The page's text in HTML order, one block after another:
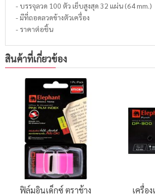
- บรรจุลวด 100 ตัว เย็บสูงสุด 32 แผ่น (64 mm.)
- มีที่ถอดลวดข้างตัวเครื่อง
- ราคาต่อชิ้น
สินค้าที่เกี่ยวข้อง
ฟิล์มอินเด็กซ์ ตราช้าง
เครื่อ